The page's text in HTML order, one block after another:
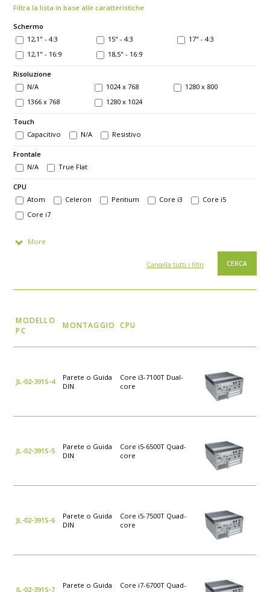
Filtra la lista in base alle caratteristiche
Schermo
12,1" - 4:3
15" - 4:3
17" - 4:3
12,1" - 16:9
18,5" - 16:9
Risoluzione
N/A
1024 x 768
1280 x 800
1366 x 768
1280 x 1024
Touch
Capacitivo
N/A Resistivo
Frontale
N/A
True Flat
CPU
Atom
Celeron Pentium Core i3
Core i5
Core i7
More
Cancella tutti i filtri
MODELLO
PC
MONTAGGIO CPU
JL-02-391S-4
Parete o Guida
DIN
Core i3-7100T Dual-
core
JL-02-391S-5
Parete o Guida
DIN
Core i5-6500T Quad-
core
JL-02-391S-6
Parete o Guida
DIN
Core i5-7500T Quad-
core
JL-02-391S-7
Parete o Guida
Core i7-6700T Quad-